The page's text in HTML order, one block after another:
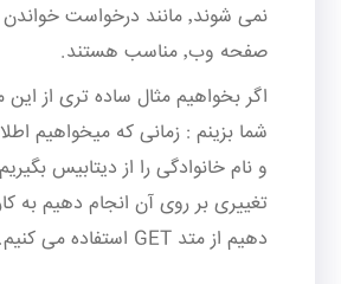
نمی شوند٬ مانند درخواست
صفحه وب٬ مناسب هستند.
اگر بخواهیم مثال ساده تری از
شما بزینم : زمانی که میخواهیم
و نام خانوادگی را از دیتابیس
تغییری بر روی آن انجام دهیم به
دهیم از متد GET استفاده می کنیم.